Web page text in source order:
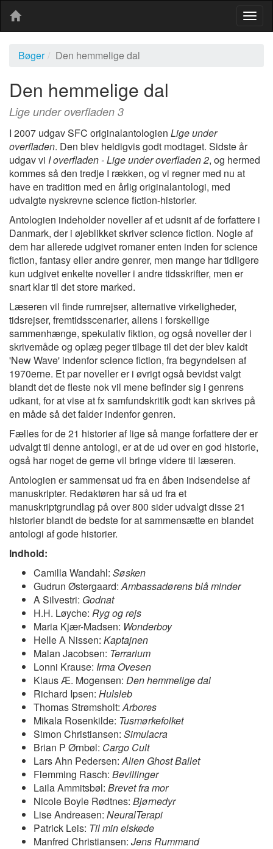
Bøger
Den hemmelige dal
Den hemmelige dal
Lige under overfladen 3
I 2007 udgav SFC originalantologien Lige under
overfladen. Den blev heldigvis godt modtaget. Sidste år
udgav vi I overfladen - Lige under overfladen 2, og hermed
kommes så den tredje I rækken, og vi regner med nu at
have en tradition med en årlig originalantologi, med
udvalgte nyskrevne science fiction-historier.
Antologien indeholder noveller af et udsnit af de forfattere i
Danmark, der i øjeblikket skriver science fiction. Nogle af
dem har allerede udgivet romaner enten inden for science
fiction, fantasy eller andre genrer, men mange har tidligere
kun udgivet enkelte noveller i andre tidsskrifter, men er
snart klar til det store marked.
Læseren vil finde rumrejser, alternative virkeligheder,
tidsrejser, fremtidsscenarier, aliens i forskellige
sammenhænge, spekulativ fiktion, og også noveller der i
skrivemåde og oplæg peger tilbage til det der blev kaldt
'New Wave' indenfor science fiction, fra begyndelsen af
1970erne. Et par noveller er i øvrigt også bevidst valgt
blandt det de fleste nok vil mene befinder sig i genrens
udkant, for at vise at fx samfundskritik godt kan skrives på
en måde så det falder indenfor genren.
Fælles for de 21 historier af lige så mange forfattere der er
udvalgt til denne antologi, er at de ud over en god historie,
også har noget de gerne vil bringe videre til læseren.
Antologien er sammensat ud fra en åben indsendelse af
manuskripter. Redaktøren har så ud fra et
manuskriptgrundlag på over 800 sider udvalgt disse 21
historier blandt de bedste for at sammensætte en blandet
antologi af gode historier.
Indhold:
Camilla Wandahl: Søsken
Gudrun Østergaard:Ambassadørens blå minder
A Silvestri: Godnat
H.H. Løyche: Ryg og rejs
Maria Kjær-Madsen: Wonderboy
Helle A Nissen: Kaptajnen
Malan Jacobsen: Terrarium
Lonni Krause: Irma Ovesen
Klaus Æ. Mogensen: Den hemmelige dal
Richard Ipsen: Hulsleb
Thomas Strømsholt:Arbores
Mikala Rosenkilde: Tusmørkefolket
Simon Christiansen: Simulacra
Brian P Ørnbøl: Cargo Cult
Lars Ahn Pedersen:Alien Ghost Ballet
Flemming Rasch: Bevillinger
Laila Ammitsbøl: Brevet fra mor
Nicole Boyle Rødtnes: Bjørnedyr
Lise Andreasen: NeuralTerapi
Patrick Leis: Til min elskede
Manfred Christiansen: Jens Rummand